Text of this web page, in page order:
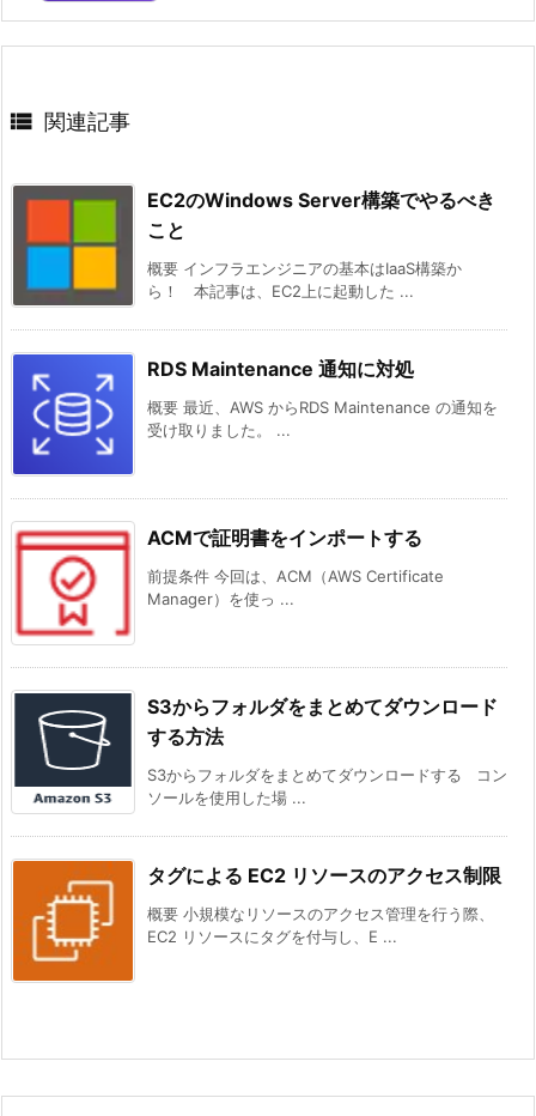
 関連記事
EC2のWindows Server構築でやるべき
こと
概要 インフラエンジニアの基本はIaaS構築か
ら！ 本記事は、EC2上に起動した ...
RDS Maintenance 通知に対処
概要 最近、AWS からRDS Maintenance の通知を
受け取りました。 ...
ACMで証明書をインポートする
前提条件 今回は、ACM（AWS Certificate
Manager）を使っ ...
S3からフォルダをまとめてダウンロード
する方法
S3からフォルダをまとめてダウンロードする コン
ソールを使用した場 ...
タグによる EC2 リソースのアクセス制限
概要 小規模なリソースのアクセス管理を行う際、
EC2 リソースにタグを付与し、E ...